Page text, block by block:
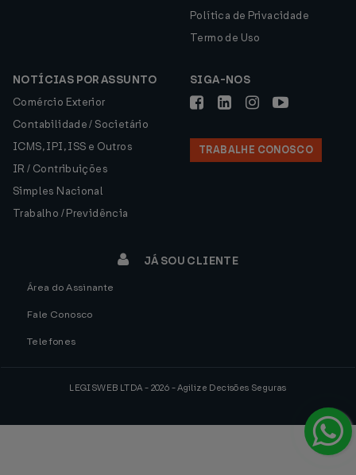
Política de Privacidade
Termo de Uso
NOTÍCIAS POR ASSUNTO
Comércio Exterior
Contabilidade / Societário
ICMS, IPI, ISS e Outros
IR / Contribuições
Simples Nacional
Trabalho / Previdência
SIGA-NOS
TRABALHE CONOSCO
JÁ SOU CLIENTE
Área do Assinante
Fale Conosco
Telefones
LEGISWEB LTDA - 2026 - Agilize Decisões Seguras